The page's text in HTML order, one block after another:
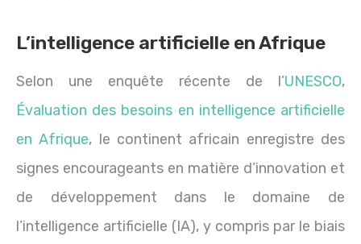
L’intelligence artificielle en Afrique
Selon une enquête récente de l’UNESCO,
Évaluation des besoins en intelligence artificielle
en Afrique, le continent africain enregistre des
signes encourageants en matière d’innovation et
de développement dans le domaine de
l’intelligence artificielle (IA), y compris par le biais